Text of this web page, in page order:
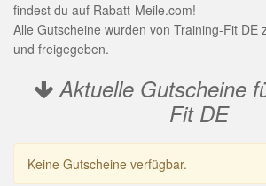
findest du auf Rabatt-Meile.com!
Alle Gutscheine wurden von Training-Fit DE
und freigegeben.
Aktuelle Gutscheine
Fit DE
Keine Gutscheine verfügbar.